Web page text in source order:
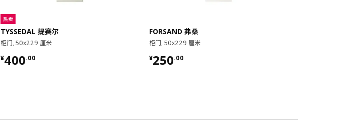
热卖
TYSSEDAL 提赛尔
柜门, 50x229 厘米
¥400.00
¥ 400.00
FORSAND 弗桑
柜门, 50x229 厘米
¥250.00
¥ 250.00